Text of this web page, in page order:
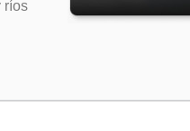
ríos